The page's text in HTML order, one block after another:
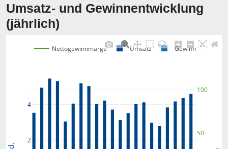
Umsatz- und Gewinnentwicklung
(jährlich)
2
4
50
100
Nettogewinnmarge Umsatz Gewinn